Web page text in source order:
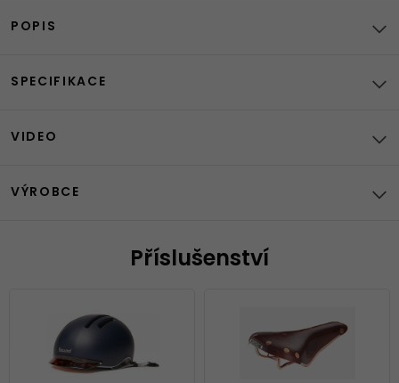
POPIS
SPECIFIKACE
VIDEO
VÝROBCE
Příslušenství